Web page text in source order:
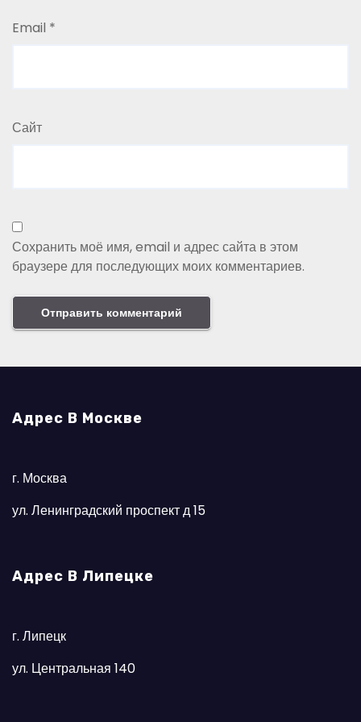
Email *
Сайт
Сохранить моё имя, email и адрес сайта в этом
браузере для последующих моих комментариев.
Адрес В Москве
г. Москва
ул. Ленинградский проспект д 15
Адрес В Липецке
г. Липецк
ул. Центральная 140